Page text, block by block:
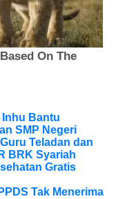
Inhu Bantu
SMP Negeri
Teladan dan
BRK Syariah
Gratis
Tak Menerima